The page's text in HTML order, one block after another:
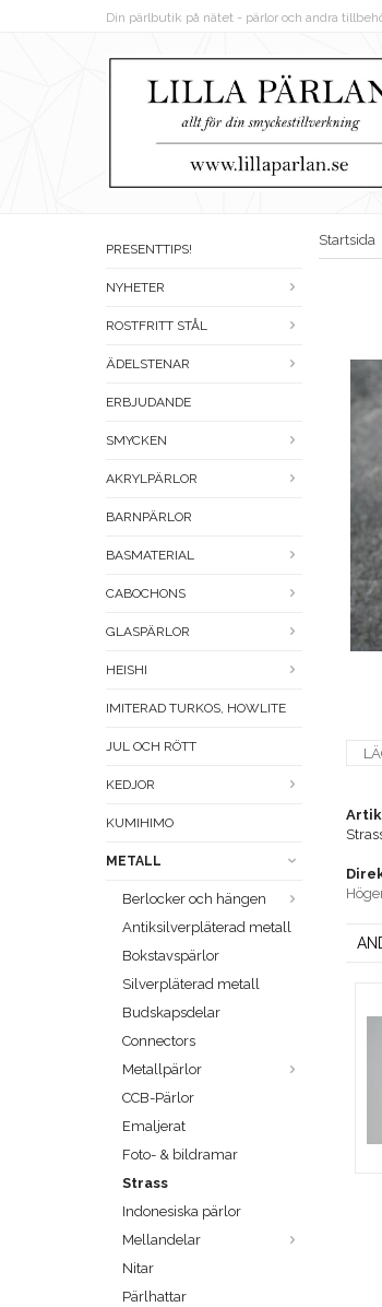
Din pärlbutik på nätet - pärlor och andra
PRESENTTIPS!
NYHETER
ROSTFRITT STÅL
ÄDELSTENAR
ERBJUDANDE
SMYCKEN
AKRYLPÄRLOR
BARNPÄRLOR
BASMATERIAL
CABOCHONS
GLASPÄRLOR
HEISHI
IMITERAD TURKOS, HOWLITE
JUL OCH RÖTT
KEDJOR
KUMIHIMO
METALL
Berlocker och hängen
Antiksilverpläterad metall
Bokstavspärlor
Silverpläterad metall
Budskapsdelar
Connectors
Metallpärlor
CCB-Pärlor
Emaljerat
Foto- & bildramar
Strass
Indonesiska pärlor
Mellandelar
Nitar
Pärlhattar
Startsida